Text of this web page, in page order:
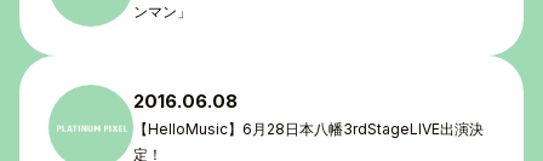
TOP
TOPICS
ンマン」
2016.06.08
【HelloMusic】6月28日本八幡3rdStageLIVE出演決
定！